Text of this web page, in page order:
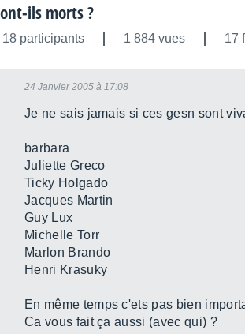
ils morts ?
18 participants 1 884 vues 17
24 Janvier 2005 à 17:08
Je ne sais jamais si ces gesn sont
barbara
Juliette Greco
Ticky Holgado
Jacques Martin
Guy Lux
Michelle Torr
Marlon Brando
Henri Krasuky
En même temps c'ets pas bien
Ca vous fait ça aussi (avec qui) ?